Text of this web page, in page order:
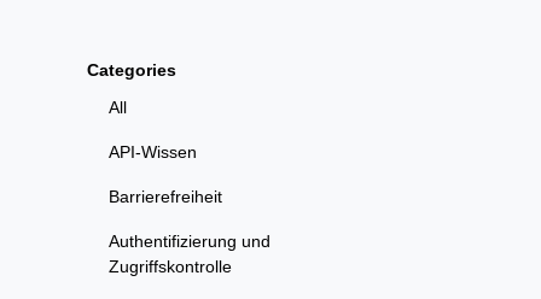
Categories
All
API-Wissen
Barrierefreiheit
Authentifizierung und
Zugriffskontrolle